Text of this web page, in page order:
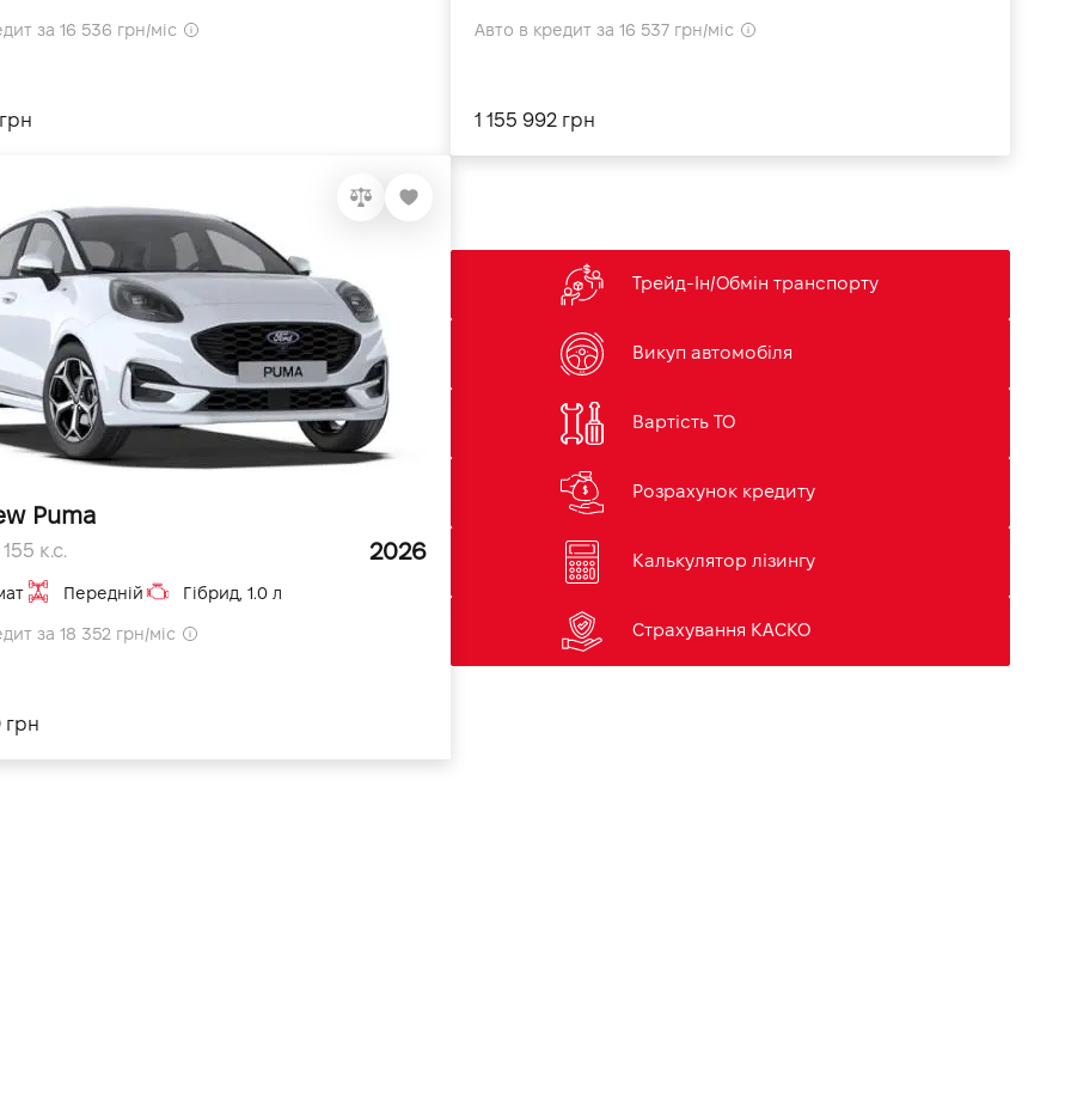
за 16 536 грн/міс Авто в кредит за 16 537 грн/міс
1 155 992 грн
Puma
к.с. 2026
Передній Гібрид, 1.0 л
за 18 352 грн/міс
грн
Трейд-Ін/Обмін транспорту
Викуп автомобіля
Вартість ТО
Розрахунок кредиту
Калькулятор лізингу
Страхування КАСКО